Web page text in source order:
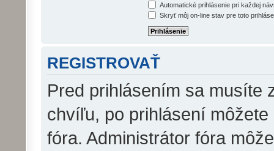
Automatické prihlásenie pri každej
Skryť môj on-line stav pre toto
REGISTROVAŤ
Pred prihlásením sa musíte
chvíľu, po prihlásení
fóra. Administrátor fóra